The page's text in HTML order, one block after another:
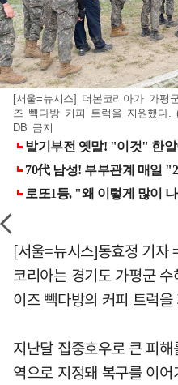
[서울=뉴시스] 더본코리아가 가
즈 빽다방 커피 트럭을 지원했다
DB 금지
[서울=뉴시스]동효정 기자
코리아는 경기도 가평군
이즈 빽다방의 커피 트럭
지난달 집중호우로 큰 피
역으로 지정돼 복구를 이어